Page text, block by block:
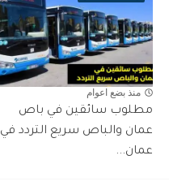
منذ بضع اعوام
مطلوب سائقين في باص
عمان والباص سريع التردد في
عمان...